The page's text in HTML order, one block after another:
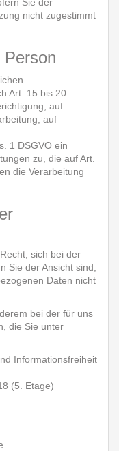
nicht zugestimmt
Person
Art. 15 bis 20
auf
auf
1 DSGVO ein
zu, die auf Art.
die Verarbeitung
sich bei der
Sie der Ansicht sind,
Daten nicht
bei der für uns
die Sie unter
Informationsfreiheit
(5. Etage)